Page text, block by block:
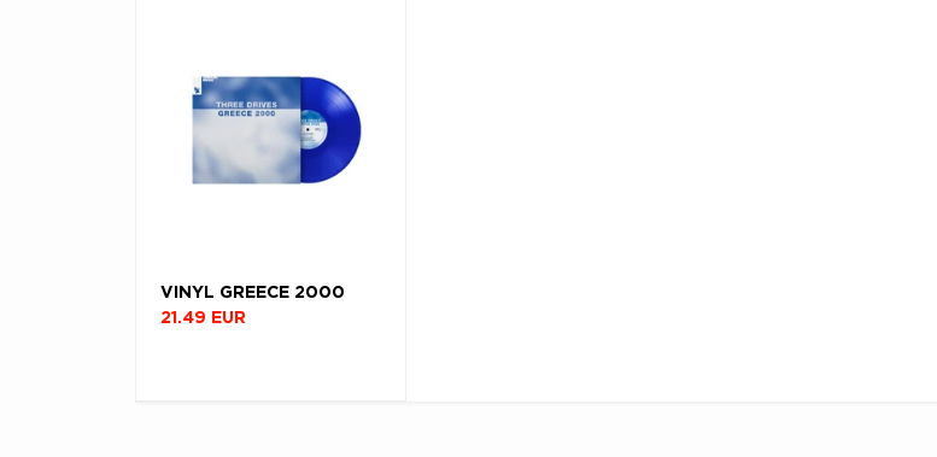
VINYL GREECE 2000
21.49 EUR